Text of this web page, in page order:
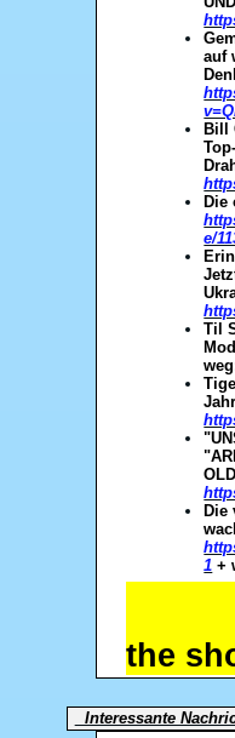
auf
Bill
Die
e/
Til
Die
1 +
the
Interessante